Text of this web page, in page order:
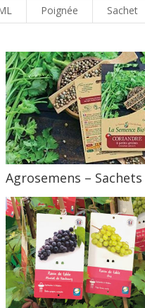
Poignée Sachet
Agrosemens – Sachets